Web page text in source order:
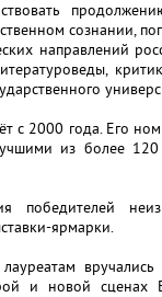
сознании,
направлений
с 2000 года. Его
из более
победителей
ярмарки.
и новой сценах